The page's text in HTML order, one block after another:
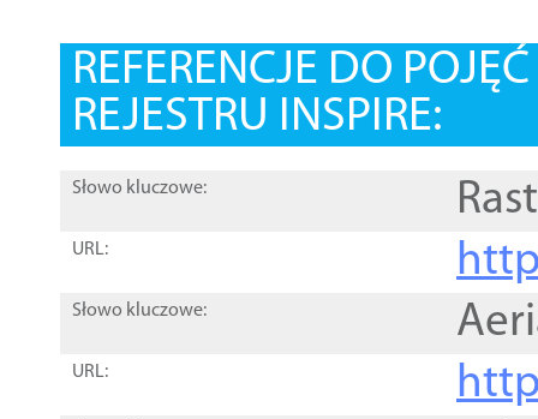
REFERENCJE DO
REJESTRU INSPIRE:
Słowo kluczowe:
URL:
Słowo kluczowe:
URL: